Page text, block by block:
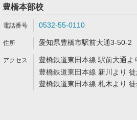
豊橋本部校
0532-55-0110
愛知県豊橋市駅前大通3-50-2
豊橋鉄道東田本線 駅前大通よ
豊橋鉄道東田本線 新川より
豊橋鉄道東田本線 札木より